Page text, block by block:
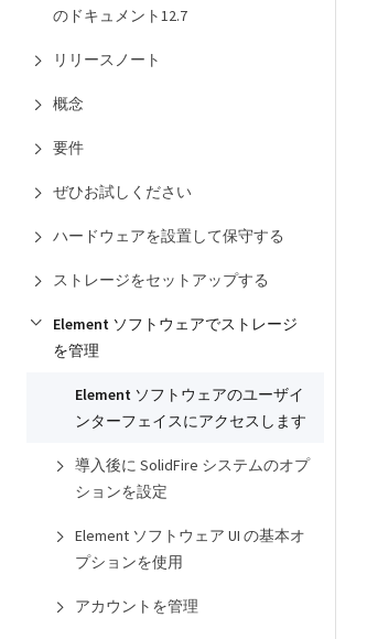
のドキュメント12.7
リリースノート
概念
要件
ぜひお試しください
ハードウェアを設置して保守する
ストレージをセットアップする
Element ソフトウェアでストレージ
を管理
Element ソフトウェアのユーザイ
ンターフェイスにアクセスします
導入後に SolidFire システムのオプ
ションを設定
Element ソフトウェア UI の基本オ
プションを使用
アカウントを管理